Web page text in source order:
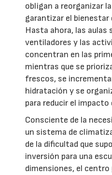
obligan a reorganizar
garantizar el bienestar
Hasta ahora, las aulas
ventiladores y las
concentran en las
mientras que se
frescos, se
hidratación y se
para reducir el impacto
Consciente de la
un sistema de
de la dificultad que
inversión para una
dimensiones, el